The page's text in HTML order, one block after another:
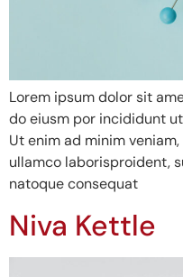
Lorem ipsum dolor sit
do eiusm por incididunt
Ut enim ad minim
ullamco laborisproident,
natoque consequat
Niva Kettle